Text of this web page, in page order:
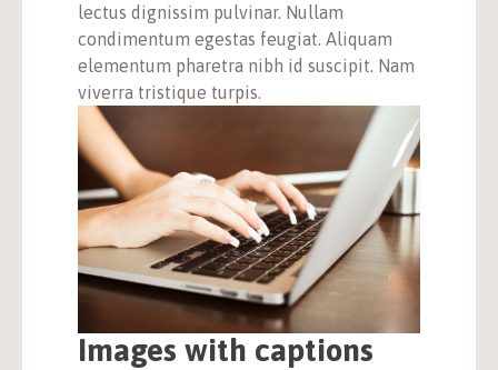
lectus dignissim pulvinar. Nullam
condimentum egestas feugiat. Aliquam
elementum pharetra nibh id suscipit. Nam
viverra tristique turpis.
Images with captions